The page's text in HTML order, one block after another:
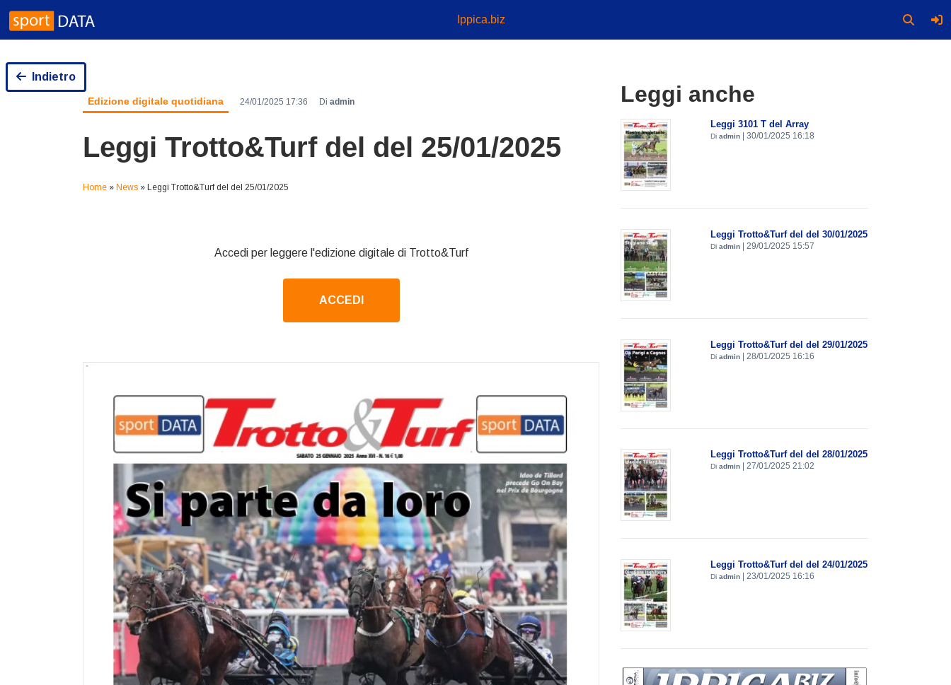
content
Ippica.biz
Indietro
Edizione digitale quotidiana 24/01/2025 17:36 Di admin
Leggi Trotto&Turf del del 25/01/2025
Home » News » Leggi Trotto&Turf del del 25/01/2025
Accedi per leggere l'edizione digitale di Trotto&Turf
ACCEDI
Leggi anche
Leggi 3101 T del Array
Di admin| 30/01/2025 16:18
Leggi Trotto&Turf del del 30/01/2025
Di admin| 29/01/2025 15:57
Leggi Trotto&Turf del del 29/01/2025
Di admin| 28/01/2025 16:16
Leggi Trotto&Turf del del 28/01/2025
Di admin| 27/01/2025 21:02
Leggi Trotto&Turf del del 24/01/2025
Di admin| 23/01/2025 16:16